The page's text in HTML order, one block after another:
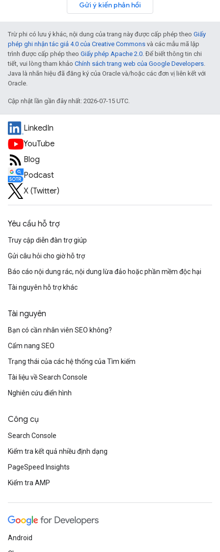
Gửi ý kiến phản hồi
Trừ phi có lưu ý khác, nội dung của trang này được cấp phép theo Giấy
phép ghi nhận tác giả 4.0 của Creative Commons và các mẫu mã lập
trình được cấp phép theo Giấy phép Apache 2.0. Để biết thông tin chi
tiết, vui lòng tham khảo Chính sách trang web của Google Developers.
Java là nhãn hiệu đã đăng ký của Oracle và/hoặc các đơn vị liên kết với
Oracle.
Cập nhật lần gần đây nhất: 2026-07-15 UTC.
LinkedIn
YouTube
Blog
Podcast
X (Twitter)
Yêu cầu hỗ trợ
Truy cập diễn đàn trợ giúp
Gửi câu hỏi cho giờ hỗ trợ
Báo cáo nội dung rác, nội dung lừa đảo hoặc phần mềm độc hại
Tài nguyên hỗ trợ khác
Tài nguyên
Bạn có cần nhân viên SEO không?
Cẩm nang SEO
Trạng thái của các hệ thống của Tìm kiếm
Tài liệu về Search Console
Nghiên cứu điển hình
Công cụ
Search Console
Kiểm tra kết quả nhiều định dạng
PageSpeed Insights
Kiểm tra AMP
Android